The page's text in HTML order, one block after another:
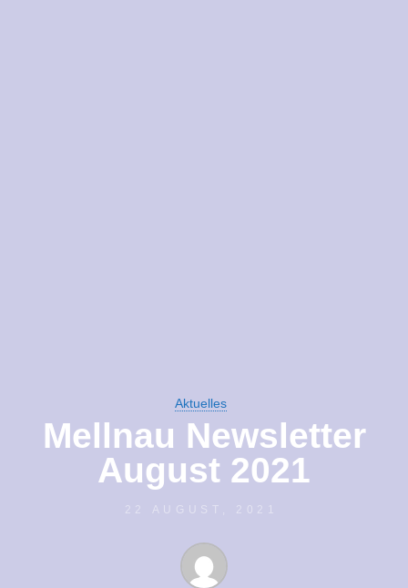
Aktuelles
Mellnau Newsletter
August 2021
22 AUGUST, 2021